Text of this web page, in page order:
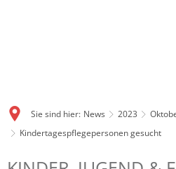
Sie sind hier: News 2023
Kindertagespflegepersonen gesucht